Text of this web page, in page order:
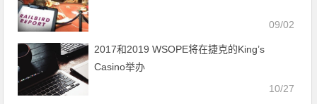
09/02
2017和2019 WSOPE将在捷克的King’s
Casino举办
10/27